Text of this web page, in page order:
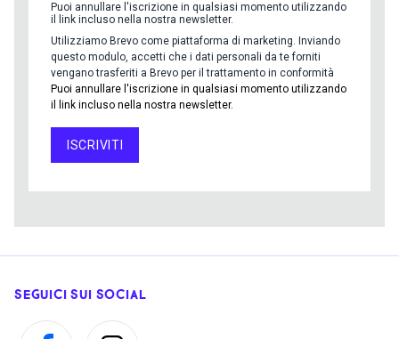
Puoi annullare l'iscrizione in qualsiasi momento utilizzando
il link incluso nella nostra newsletter.
Utilizziamo Brevo come piattaforma di marketing. Inviando
questo modulo, accetti che i dati personali da te forniti
vengano trasferiti a Brevo per il trattamento in conformità
Puoi annullare l'iscrizione in qualsiasi momento utilizzando
il link incluso nella nostra newsletter.
ISCRIVITI
SEGUICI SUI SOCIAL